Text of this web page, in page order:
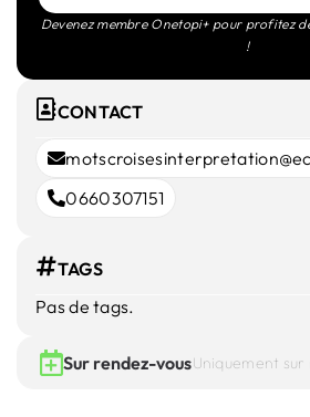
Devenez membre Onetopi+ pour profitez
!
CONTACT
0660307151
TAGS
Pas de tags.
Sur rendez-vousUniquement